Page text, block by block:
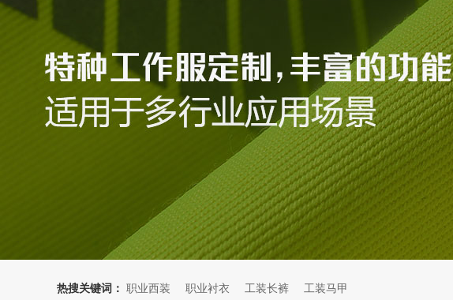
热搜关键词： 职业西装 职业衬衣 工装长裤 工装马甲